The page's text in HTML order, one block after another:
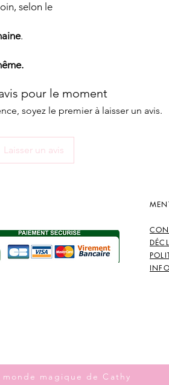
selon le
.
pour le moment
soyez le premier à laisser un avis.
Laisser un avis
magique de Cathy